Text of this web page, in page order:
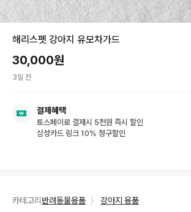
해리스펫 강아지 유모차가드
30,000원
3일 전
결제혜택
토스페이로 결제시 5천원 즉시 할인
삼성카드 링크 10% 청구할인
카테고리 반려동물용품 〉
강아지 용품